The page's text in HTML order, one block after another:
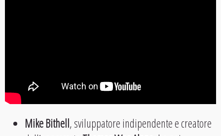
Mike Bithell, sviluppatore indipendente e creatore